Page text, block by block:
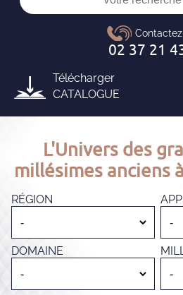
Télécharger
CATALOGUE
L'Univers des
millésimes anciens
RÉGION
DOMAINE